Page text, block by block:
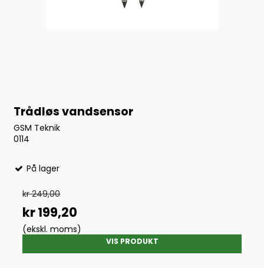
Trådløs vandsensor
GSM Teknik
0114
På lager
kr 249,00
kr 199,20
(ekskl. moms)
VIS PRODUKT